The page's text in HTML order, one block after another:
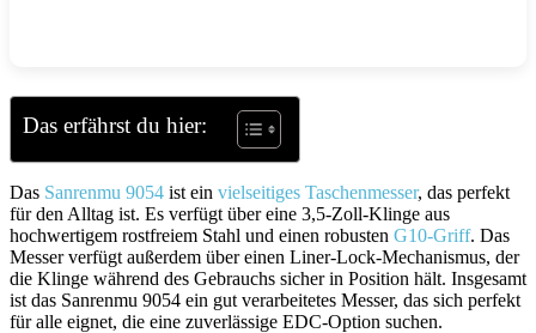
Das erfährst du hier:
Das Sanrenmu 9054 ist ein vielseitiges Taschenmesser, das perfekt
für den Alltag ist. Es verfügt über eine 3,5-Zoll-Klinge aus
hochwertigem rostfreiem Stahl und einen robusten G10-Griff. Das
Messer verfügt außerdem über einen Liner-Lock-Mechanismus, der
die Klinge während des Gebrauchs sicher in Position hält. Insgesamt
ist das Sanrenmu 9054 ein gut verarbeitetes Messer, das sich perfekt
für alle eignet, die eine zuverlässige EDC-Option suchen.